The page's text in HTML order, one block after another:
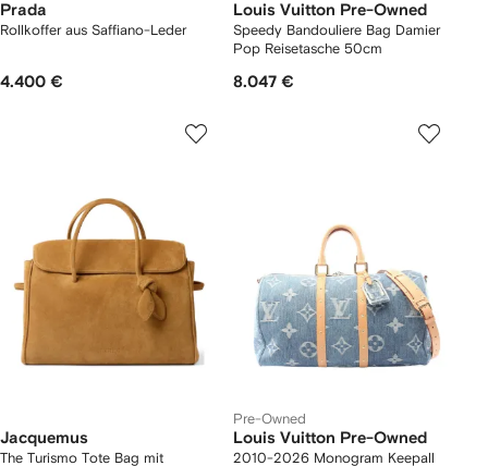
Prada
Rollkoffer aus Saffiano-Leder
4.400 €
Louis Vuitton Pre-Owned
Speedy Bandouliere Bag Damier
Pop Reisetasche 50cm
8.047 €
Jacquemus
The Turismo Tote Bag mit
Pre-Owned
Louis Vuitton Pre-Owned
2010-2026 Monogram Keepall